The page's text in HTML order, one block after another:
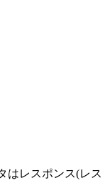
はレスポンス(レス